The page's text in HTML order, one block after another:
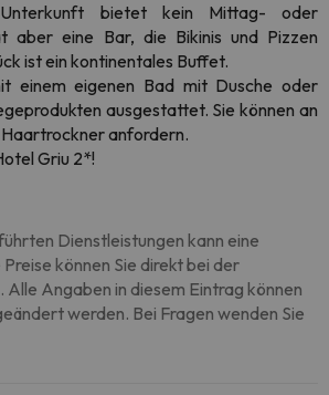
Unterkunft bietet kein Mittag- oder
aber eine Bar, die Bikinis und Pizzen
ist ein kontinentales Buffet.
einem eigenen Bad mit Dusche oder
ausgestattet. Sie können an
anfordern.
Griu 2*!
Dienstleistungen kann eine
können Sie direkt bei der
Angaben in diesem Eintrag können
werden. Bei Fragen wenden Sie